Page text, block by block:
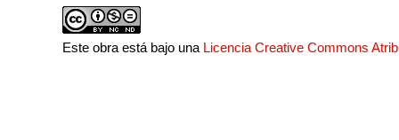
Este obra está bajo una Licencia Creative Commons